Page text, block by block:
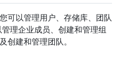
可以管理用户、存储库、团队
理企业成员、创建和管理组
创建和管理团队。